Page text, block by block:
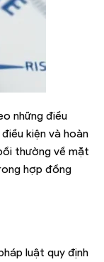
những điều
kiện và hoàn
thường về mặt
hợp đồng
luật quy định